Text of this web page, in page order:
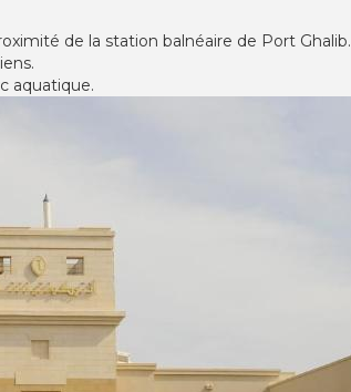
de la station balnéaire de Port Ghalib.
aquatique.